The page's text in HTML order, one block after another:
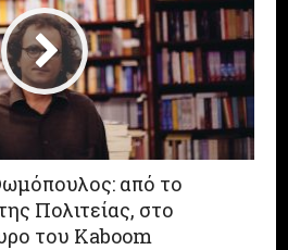
από το
Πολιτείας, στο
του Kaboom